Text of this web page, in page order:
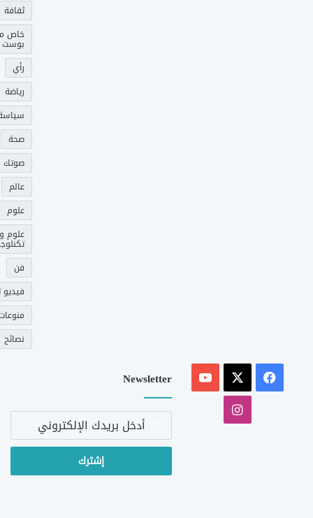
ثقافة
خاص
بوست
رأي
رياضة
صحة
عالم
علوم
علوم و
فن
فيديو
نصائح
فيسبوك
‫YouTube
انستقرام
Newsletter
أدخل
الإلكتروني